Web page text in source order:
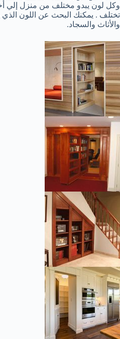
وكل لون يبدو مختلف من منزل إلي
تختلف . يمكنك البحث عن اللون
والأثاث والسجاد.